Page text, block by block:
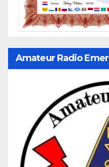
Amateur Radio